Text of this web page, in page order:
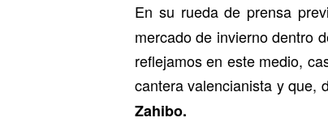
En su rueda de prensa
mercado de invierno dentro
reflejamos en este medio,
cantera valencianista y que,
Zahibo.